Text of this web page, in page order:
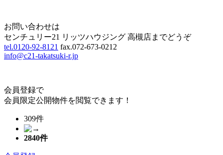
お問い合わせは
センチュリー21 リッツハウジング 高槻店までどうぞ
tel.0120-92-8121 fax.072-673-0212
info@c21-takatsuki-r.jp
会員登録で
会員限定公開物件を閲覧できます！
309件
2840件